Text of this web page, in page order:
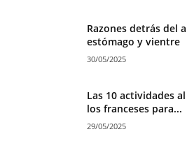
Razones detrás del
estómago y vientre
30/05/2025
Las 10 actividades
los franceses para...
29/05/2025